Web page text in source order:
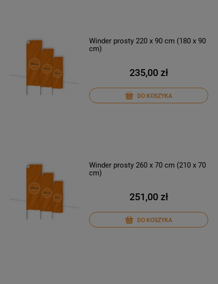
Winder prosty 220 x 90 cm (180 x 90
cm)
235,00 zł
DO KOSZYKA
Winder prosty 260 x 70 cm (210 x 70
cm)
251,00 zł
DO KOSZYKA